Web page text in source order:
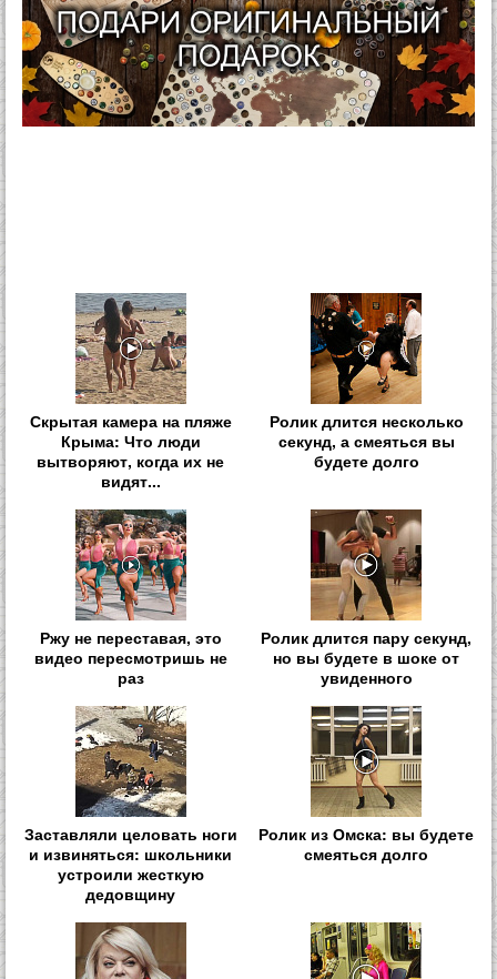
Скрытая камера на пляже
Крыма: Что люди
вытворяют, когда их не
видят...
Ролик длится несколько
секунд, а смеяться вы
будете долго
Ржу не переставая, это
видео пересмотришь не
раз
Ролик длится пару секунд,
но вы будете в шоке от
увиденного
Заставляли целовать ноги
и извиняться: школьники
устроили жесткую
дедовщину
Ролик из Омска: вы будете
смеяться долго